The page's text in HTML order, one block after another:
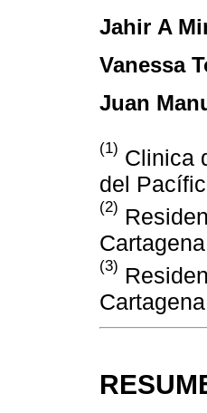
Jahir A
Vanessa
Juan
(1) Clinica
del
(2)
(3)